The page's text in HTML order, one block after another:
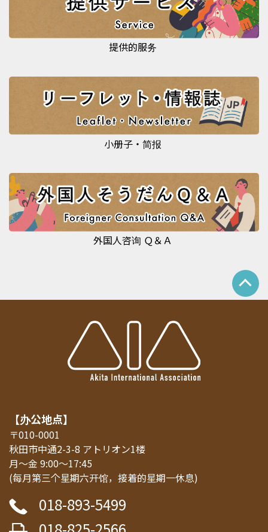
提供的服务
小册子・简报
外国人咨询 Ｑ＆Ａ
【办公地点】
〒010-0001
秋田市中通2-3-8 アトリオン1楼
月～金 9:00～17:45
(每月第三个星期六开馆，接着的星期一休息)
018-893-5499